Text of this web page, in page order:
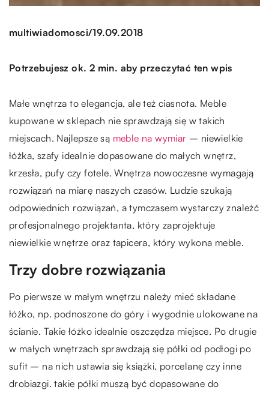
multiwiadomosci/19.09.2018
Potrzebujesz ok. 2 min. aby przeczytać ten wpis
Małe wnętrza to elegancja, ale też ciasnota. Meble
kupowane w sklepach nie sprawdzają się w takich
miejscach. Najlepsze są meble na wymiar – niewielkie
łóżka, szafy idealnie dopasowane do małych wnętrz,
krzesła, pufy czy fotele. Wnętrza nowoczesne wymagają
rozwiązań na miarę naszych czasów. Ludzie szukają
odpowiednich rozwiązań, a tymczasem wystarczy znaleźć
profesjonalnego projektanta, który zaprojektuje
niewielkie wnętrze oraz tapicera, który wykona meble.
Trzy dobre rozwiązania
Po pierwsze w małym wnętrzu należy mieć składane
łóżko, np. podnoszone do góry i wygodnie ulokowane na
ścianie. Takie łóżko idealnie oszczędza miejsce. Po drugie
w małych wnętrzach sprawdzają się półki od podłogi po
sufit – na nich ustawia się książki, porcelanę czy inne
drobiazgi. takie półki muszą być dopasowane do